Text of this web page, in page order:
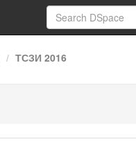
ТСЗИ 2016